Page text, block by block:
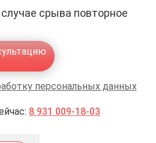
срыва повторное
персональных данных
8 931 009-18-03